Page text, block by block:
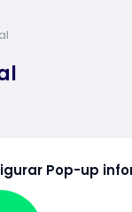
Pop-up